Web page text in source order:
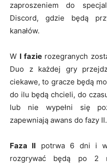
zaproszeniem do
Discord, gdzie będą
kanałów.
W I fazierozegranych
Duo z każdej gry
ciekawe, to gracze będą
do ilu będą chcieli, do
lub nie wypełni się
zapewniają awans do fazy II.
Faza II potrwa 6 dni i
rozgrywać będą po 2